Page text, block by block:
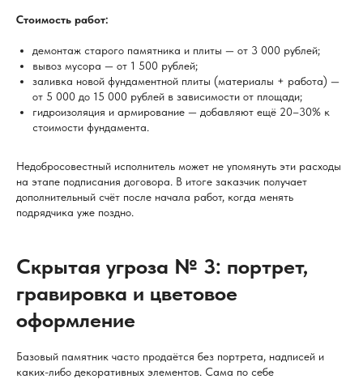
Стоимость работ:
демонтаж старого памятника и плиты — от 3 000 рублей;
вывоз мусора — от 1 500 рублей;
заливка новой фундаментной плиты (материалы + работа) —
от 5 000 до 15 000 рублей в зависимости от площади;
гидроизоляция и армирование — добавляют ещё 20–30% к
стоимости фундамента.
Недобросовестный исполнитель может не упомянуть эти расходы
на этапе подписания договора. В итоге заказчик получает
дополнительный счёт после начала работ, когда менять
подрядчика уже поздно.
Скрытая угроза № 3: портрет,
гравировка и цветовое
оформление
Базовый памятник часто продаётся без портрета, надписей и
каких-либо декоративных элементов. Сама по себе